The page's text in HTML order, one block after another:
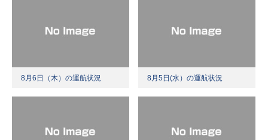
8月6日（木）の運航状況 8月5日(水）の運航状況